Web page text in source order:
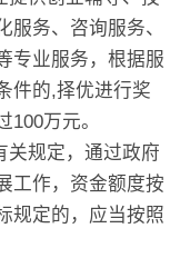
务、咨询服务、
专业服务，根据服
件的,择优进行奖
万元。
关规定，通过政府
工作，资金额度按
规定的，应当按照